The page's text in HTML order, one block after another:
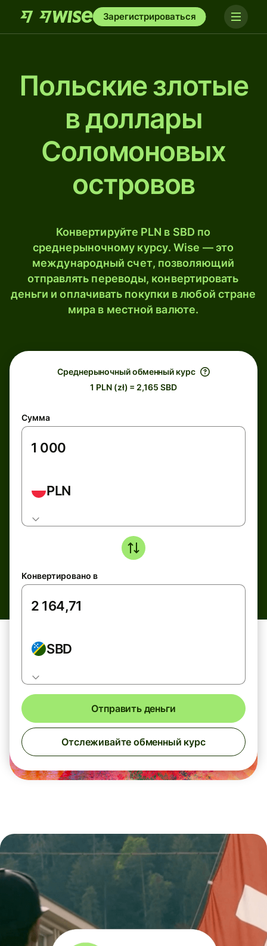
Зарегистрироваться
Польские злотые
в доллары
Соломоновых
островов
Конвертируйте PLN в SBD по
среднерыночному курсу. Wise — это
международный счет, позволяющий
отправлять переводы, конвертировать
деньги и оплачивать покупки в любой стране
мира в местной валюте.
Среднерыночный обменный курс
1 PLN (zł) = 2,165 SBD
Сумма
PLN
Конвертировано в
SBD
Отправить деньги
Отслеживайте обменный курс